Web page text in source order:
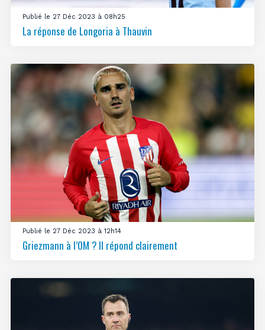
Publié le 27 Déc 2023 à 08h25
La réponse de Longoria à Thauvin
Publié le 27 Déc 2023 à 12h14
Griezmann à l’OM ? Il répond clairement